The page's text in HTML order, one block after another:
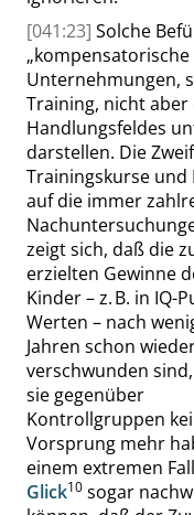
[041:23] Solche
„kompensatorische
Unternehmungen,
Training, nicht aber
Handlungsfeldes
darstellen. Die
Trainingskurse und
auf die immer
zeigt sich, daß die
erzielten Gewinne
Kinder – z. B. in IQ-
Werten – nach
Jahren schon
verschwunden
sie gegenüber
Kontrollgruppen
Vorsprung mehr
einem extremen
Glick10 sogar